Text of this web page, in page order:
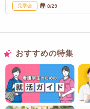
見学会 8/29
おすすめの特集